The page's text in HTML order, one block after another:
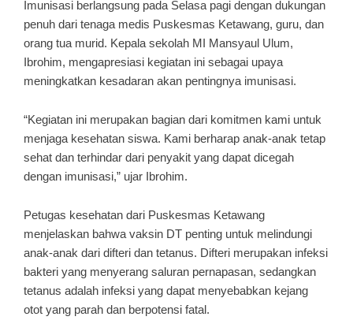
Imunisasi berlangsung pada Selasa pagi dengan dukungan
penuh dari tenaga medis Puskesmas Ketawang, guru, dan
orang tua murid. Kepala sekolah MI Mansyaul Ulum,
Ibrohim, mengapresiasi kegiatan ini sebagai upaya
meningkatkan kesadaran akan pentingnya imunisasi.
“Kegiatan ini merupakan bagian dari komitmen kami untuk
menjaga kesehatan siswa. Kami berharap anak-anak tetap
sehat dan terhindar dari penyakit yang dapat dicegah
dengan imunisasi,” ujar Ibrohim.
Petugas kesehatan dari Puskesmas Ketawang
menjelaskan bahwa vaksin DT penting untuk melindungi
anak-anak dari difteri dan tetanus. Difteri merupakan infeksi
bakteri yang menyerang saluran pernapasan, sedangkan
tetanus adalah infeksi yang dapat menyebabkan kejang
otot yang parah dan berpotensi fatal.